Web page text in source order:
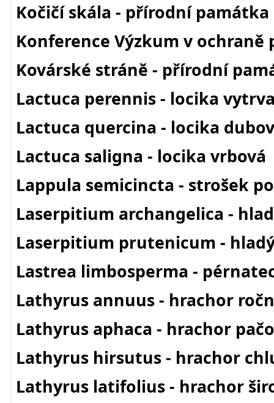
Kočičí skála - přírodní památka
Konference Výzkum v ochraně
Kovárské stráně - přírodní
Lactuca perennis - locika
Lactuca quercina - locika
Lactuca saligna - locika vrbová
Lappula semicincta - strošek
Laserpitium archangelica -
Laserpitium prutenicum -
Lastrea limbosperma -
Lathyrus annuus - hrachor
Lathyrus aphaca - hrachor
Lathyrus hirsutus - hrachor
Lathyrus latifolius - hrachor